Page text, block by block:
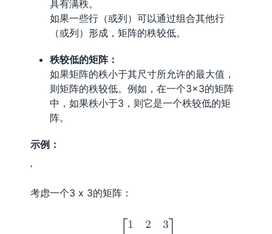
具有满秩。
如果一些行（或列）可以通过组合其他行
（或列）形成，矩阵的秩较低。
秩较低的矩阵：
如果矩阵的秩小于其尺寸所允许的最大值，
则矩阵的秩较低。例如，在一个3×3的矩阵
中，如果秩小于3，则它是一个秩较低的矩
阵。
示例：
‘
考虑一个3 x 3的矩阵：